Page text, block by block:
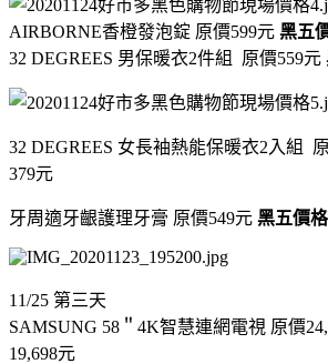
AIRBORNE香橙發泡錠 原價599元 黑五
32 DEGREES 男保暖衣2件組 原價559元
32 DEGREES 女長袖熱能保暖衣2入組
379元
牙周適牙齦護理牙膏 原價549元 黑五價格
11/25 第三天
SAMSUNG 58＂4K智慧連網電視 原價
19,698元